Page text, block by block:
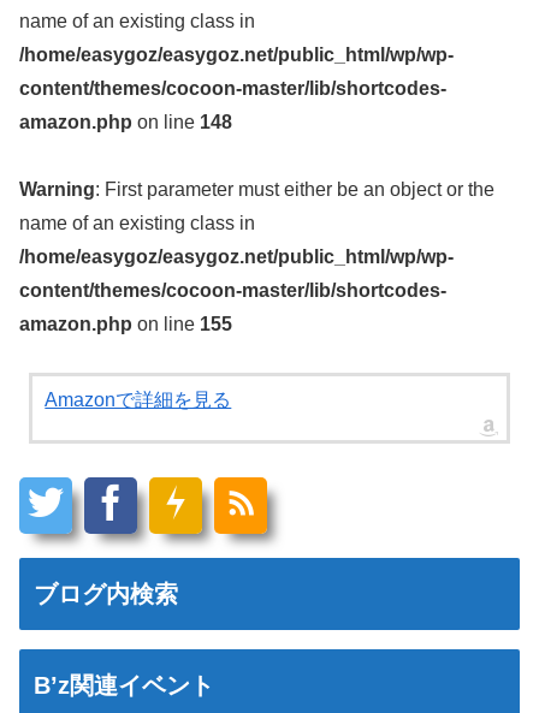
name of an existing class in
/home/easygoz/easygoz.net/public_html/wp/wp-
content/themes/cocoon-master/lib/shortcodes-
amazon.php on line 148
Warning: First parameter must either be an object or the
name of an existing class in
/home/easygoz/easygoz.net/public_html/wp/wp-
content/themes/cocoon-master/lib/shortcodes-
amazon.php on line 155
Amazonで詳細を見る
ブログ内検索
B’z関連イベント